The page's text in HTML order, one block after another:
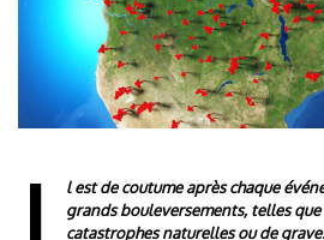
l est de coutume après chaque
grands bouleversements, telles que
catastrophes naturelles ou de